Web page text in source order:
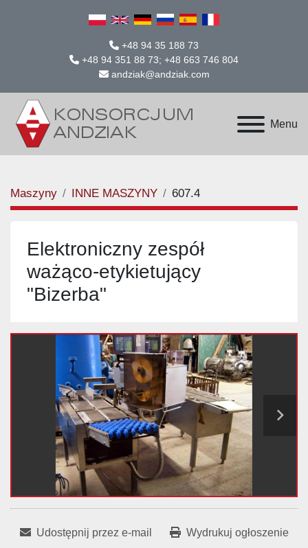
+48 94 35 188 73
+48 94 351 88 73; +48 663 746 804
andziak@andziak.com
Menu
Maszyny INNE MASZYNY 607.4
Elektroniczny zespół
ważąco-etykietujący
"Bizerba"
Udostępnij przez e-mail Wydrukuj ogłoszenie